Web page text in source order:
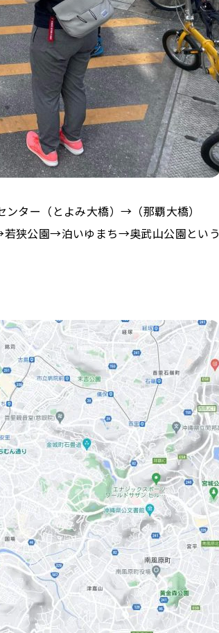
ター（とよみ大橋）→（那覇大橋）
狭公園→泊いゆまち→奥武山公園という